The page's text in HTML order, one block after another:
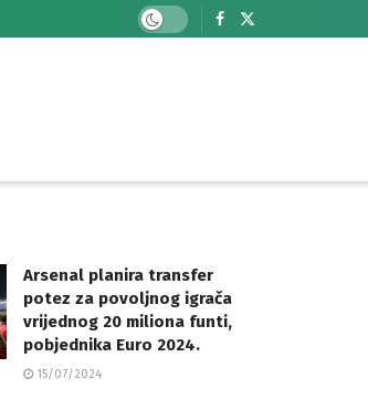
Arsenal planira transfer
potez za povoljnog igrača
vrijednog 20 miliona funti,
pobjednika Euro 2024.
15/07/2024